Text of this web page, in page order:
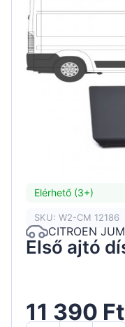
Elérhető (3+)
SKU: W2-CM 12186
CITROEN
Első ajtó
11 390 Ft